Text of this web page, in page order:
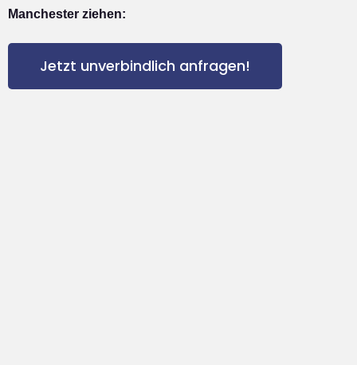
Manchester ziehen:
Jetzt unverbindlich anfragen!